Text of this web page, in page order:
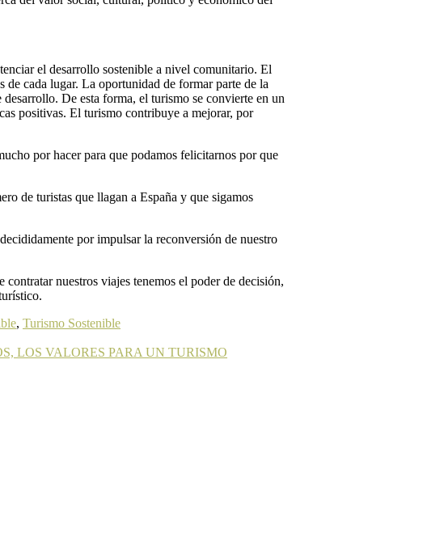
el desarrollo sostenible a nivel comunitario. El
cada lugar. La oportunidad de formar parte de la
De esta forma, el turismo se convierte en un
positivas. El turismo contribuye a mejorar, por
por hacer para que podamos felicitarnos por que
de turistas que llagan a España y que sigamos
por impulsar la reconversión de nuestro
nuestros viajes tenemos el poder de decisión,
, Turismo Sostenible
LOS VALORES PARA UN TURISMO